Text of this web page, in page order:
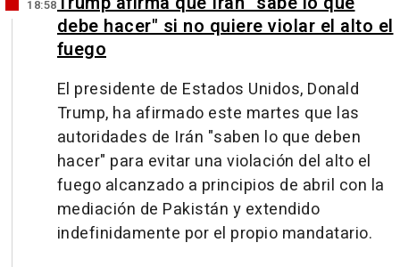
18:58
debe hacer" si no quiere violar el alto el
fuego
El presidente de Estados Unidos, Donald
Trump, ha afirmado este martes que las
autoridades de Irán "saben lo que deben
hacer" para evitar una violación del alto el
fuego alcanzado a principios de abril con la
mediación de Pakistán y extendido
indefinidamente por el propio mandatario.